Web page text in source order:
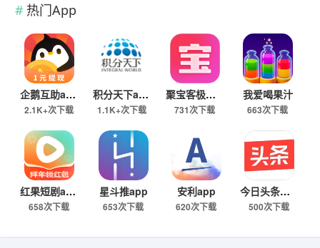
热门App
企鹅互助app
2.1K+次下载
积分天下app
1.1K+次下载
聚宝客极速版
731次下载
我爱喝果汁
663次下载
红果短剧app
658次下载
星斗推app
653次下载
安利app
620次下载
今日头条极速版下载
500次下载